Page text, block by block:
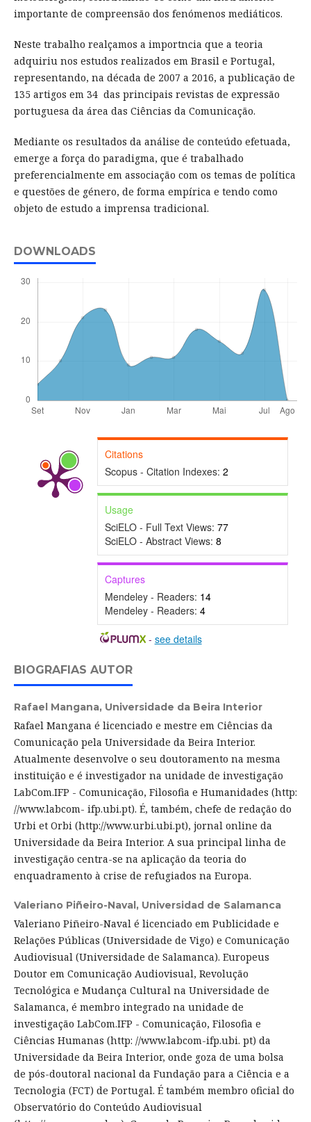
importante de compreensão dos fenómenos mediáticos.
Neste trabalho realçamos a importncia que a teoria
adquiriu nos estudos realizados em Brasil e Portugal,
representando, na década de 2007 a 2016, a publicação de
135 artigos em 34 das principais revistas de expressão
portuguesa da área das Ciências da Comunicação.
Mediante os resultados da análise de conteúdo efetuada,
emerge a força do paradigma, que é trabalhado
preferencialmente em associação com os temas de política
e questões de género, de forma empírica e tendo como
objeto de estudo a imprensa tradicional.
DOWNLOADS
Citations
Scopus - Citation Indexes: 2
Usage
SciELO - Full Text Views: 77
SciELO - Abstract Views: 8
Captures
Mendeley - Readers: 14
Mendeley - Readers: 4
- see details
BIOGRAFIAS AUTOR
Rafael Mangana, Universidade da Beira Interior
Rafael Mangana é licenciado e mestre em Ciências da
Comunicação pela Universidade da Beira Interior.
Atualmente desenvolve o seu doutoramento na mesma
instituição e é investigador na unidade de investigação
LabCom.IFP - Comunicação, Filosofia e Humanidades (http:
//www.labcom- ifp.ubi.pt). É, também, chefe de redação do
Urbi et Orbi (http://www.urbi.ubi.pt), jornal online da
Universidade da Beira Interior. A sua principal linha de
investigação centra-se na aplicação da teoria do
enquadramento à crise de refugiados na Europa.
Valeriano Piñeiro-Naval, Universidad de Salamanca
Valeriano Piñeiro-Naval é licenciado em Publicidade e
Relações Públicas (Universidade de Vigo) e Comunicação
Audiovisual (Universidade de Salamanca). Europeus
Doutor em Comunicação Audiovisual, Revolução
Tecnológica e Mudança Cultural na Universidade de
Salamanca, é membro integrado na unidade de
investigação LabCom.IFP - Comunicação, Filosofia e
Ciências Humanas (http: //www.labcom-ifp.ubi. pt) da
Universidade da Beira Interior, onde goza de uma bolsa
de pós-doutoral nacional da Fundação para a Ciência e a
Tecnologia (FCT) de Portugal. É também membro oficial do
Observatório do Conteúdo Audiovisual